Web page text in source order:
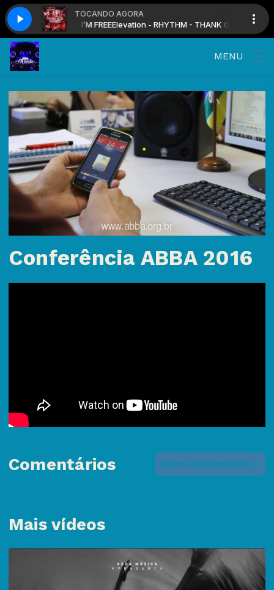
TOCANDO AGORA
THANK GOD I’M FREEElevation - RHYTHM - THANK GOD I’M FREE
programa Mais Música
MENU
Conferência ABBA 2016
Mais vídeos
Comentários Novo comentário